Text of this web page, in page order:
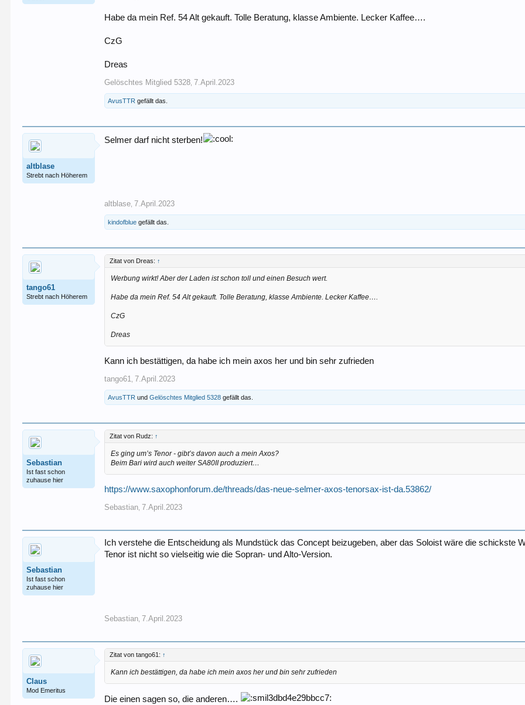
Habe da mein Ref. 54 Alt gekauft. Tolle Beratung, klasse Ambiente. Lecker Kaffee….
CzG
Dreas
Gelöschtes Mitglied 5328 7.April.2023
AvusTTR gefällt das.
altblase
Strebt nach Höherem
Selmer darf nicht sterben!
altblase 7.April.2023
kindofblue gefällt das.
tango61
Strebt nach Höherem
Zitat von Dreas: ↑
Werbung wirkt! Aber der Laden ist schon toll und einen Besuch wert.
Habe da mein Ref. 54 Alt gekauft. Tolle Beratung, klasse Ambiente. Lecker Kaffee….
CzG
Dreas
Kann ich bestättigen, da habe ich mein axos her und bin sehr zufrieden
tango61 7.April.2023
AvusTTR undGelöschtes Mitglied 5328 gefällt das.
Sebastian
Ist fast schon
zuhause hier
Zitat von Rudz: ↑
Es ging um’s Tenor - gibt’s davon auch a mein Axos?
Beim Bari wird auch weiter SA80II produziert…
https://www.saxophonforum.de/threads/das-neue-selmer-axos-tenorsax-ist-da.53862/
Sebastian 7.April.2023
Sebastian
Ist fast schon
zuhause hier
Ich verstehe die Entscheidung als Mundstück das Concept beizugeben, aber das Soloist wäre die schickste
Tenor ist nicht so vielseitig wie die Sopran- und Alto-Version.
Sebastian 7.April.2023
Claus
Mod Emeritus
Zitat von tango61: ↑
Kann ich bestättigen, da habe ich mein axos her und bin sehr zufrieden
Die einen sagen so, die anderen….